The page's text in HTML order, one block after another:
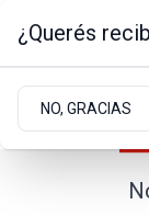
¿Querés
NO, GRACIAS